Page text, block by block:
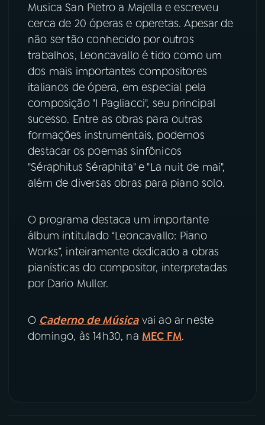
Instagram X
TikTok
Musica San Pietro a Majella e escreveu
cerca de 20 óperas e operetas. Apesar de
não ser tão conhecido por outros
trabalhos, Leoncavallo é tido como um
dos mais importantes compositores
italianos de ópera, em especial pela
composição "I Pagliacci", seu principal
sucesso. Entre as obras para outras
formações instrumentais, podemos
destacar os poemas sinfônicos
"Séraphitus Séraphita" e "La nuit de mai",
além de diversas obras para piano solo.
O programa destaca um importante
álbum intitulado “Leoncavallo: Piano
Works”, inteiramente dedicado a obras
pianísticas do compositor, interpretadas
por Dario Muller.
O Caderno de Músicavai ao ar neste
domingo, às 14h30, na MEC FM.